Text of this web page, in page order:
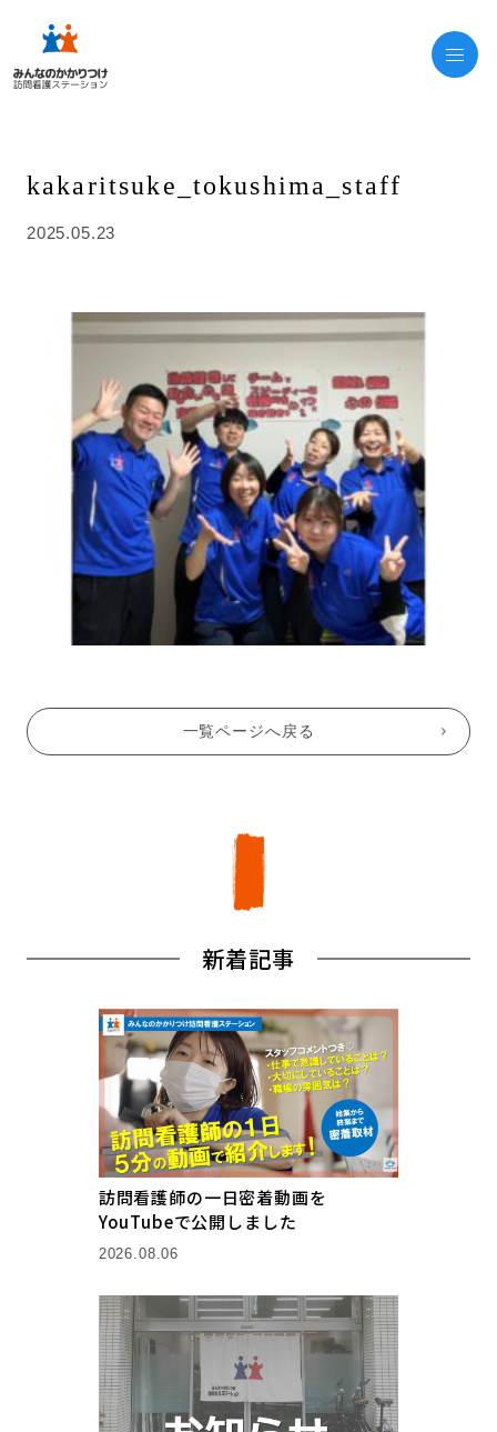
kakaritsuke_tokushima_staff
2025.05.23
一覧ページへ戻る
新着記事
訪問看護師の一日密着動画を
YouTubeで公開しました
2026.08.06